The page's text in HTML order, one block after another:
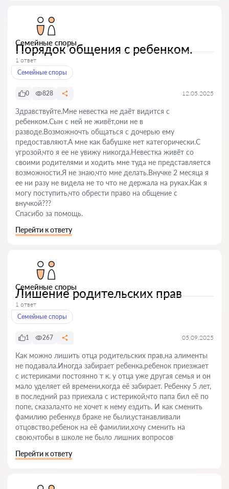
Семейные споры
Порядок общения с ребенком.
1 ответ
Семейные споры
0 828 12.05.2025
Здравствуйте.Мне невестка не даёт видится с
ребенком.Сын с ней не живёт,они не в
разводе.Возможночть общаться с дочерью ему
предоставляют.А мне как бабушке нет категорически.С
угрозой,что я ее не увижу никогда.Невестка живёт со
своими родителями и ходить мне туда не представляется
возможности.Я не знаю,что мне делать.Внучке 2 месяца я
ее ни разу не видела не то что не держала на руках.Как я
могу поступить,что обрести право на общение с
внучкой???
Спасибо за помощь.
Перейти к ответу
Семейные споры
Лишение родительских прав
1 ответ
Семейные споры
1 267 05.09.2025
Как можно лишить отца родительских прав,на алименты
не подавала.Иногда забирает ребенка,ребенок приезжает
с истериками постоянно т к. у отца уже другая семья и он
мало уделяет ей времени,когда её забирает. Ребенку 5 лет,
в последний раз приехала с истерикой,что папа бил её по
попе, сказала,что не хочет к нему ездить. И как сменить
фамилию ребенку,в браке не были,устанавливали
отцовство,ребенок на её фамилии,хочу сменить на
свою,чтобы в школе не было лишних вопросов
Перейти к ответу